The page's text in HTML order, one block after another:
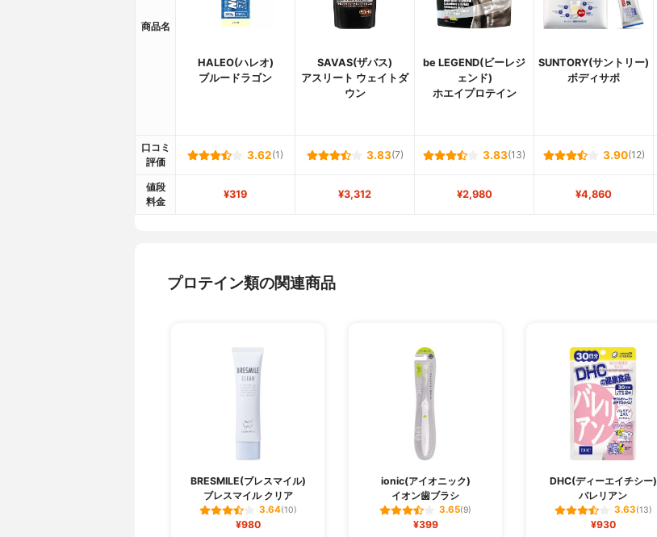
商品名
HALEO(ハレオ)
ブルードラゴン
SAVAS(ザバス)
アスリート ウェイトダ
ウン
be LEGEND(ビーレジ
ェンド)
ホエイプロテイン
SUNTORY(サントリー)
ボディサポ
口コミ
評価
3.62(1) 3.83(7) 3.83(13) 3.90(12)
値段
料金
¥319 ¥3,312 ¥2,980 ¥4,860
プロテイン類の関連商品
BRESMILE(ブレスマイル)
ブレスマイル クリア
3.64(10)
¥980
ionic(アイオニック)
イオン歯ブラシ
3.65(9)
¥399
DHC(ディーエイチシー)
バレリアン
3.63(13)
¥930